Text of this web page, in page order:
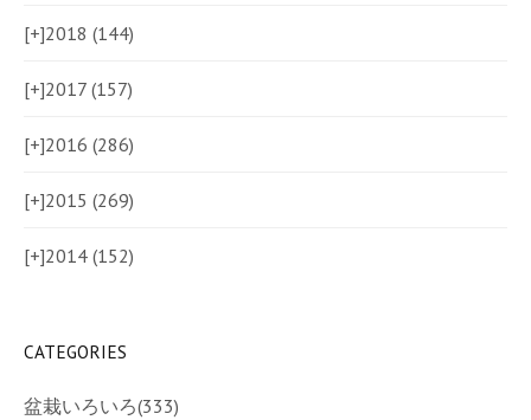
[+]2018 (144)
[+]2017 (157)
[+]2016 (286)
[+]2015 (269)
[+]2014 (152)
CATEGORIES
盆栽いろいろ(333)